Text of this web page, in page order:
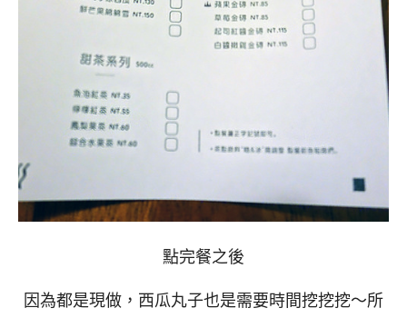
點完餐之後
因為都是現做，西瓜丸子也是需要時間挖挖挖～所